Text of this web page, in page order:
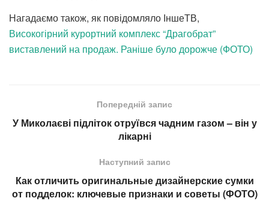
Нагадаємо також, як повідомляло ІншеТВ,
Високогірний курортний комплекс “Драгобрат”
виставлений на продаж. Раніше було дорожче (ФОТО)
Попередній запис
У Миколаєві підліток отруївся чадним газом – він у
лікарні
Наступний запис
Как отличить оригинальные дизайнерские сумки
от подделок: ключевые признаки и советы (ФОТО)